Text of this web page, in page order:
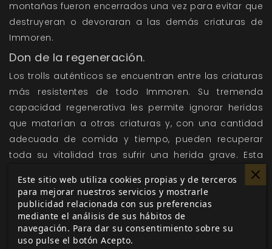
montañas fueron encerrados una vez para evitar que
destruyeran o devoraran a las demás criaturas de
Immoren.
Don de la regeneración.
Los trolls auténticos se encuentran entre las criaturas
más resistentes de todo Immoren. Su tremenda
capacidad regenerativa les permite ignorar heridas
que matarían a otras criaturas y, con una cantidad
adecuada de comida y tiempo, pueden recuperar
toda su vitalidad tras sufrir una herida grave. Esta
regeneración también prolonga de manera
considerable su esperanza de vida. Algunos trolls
terribles tienen varios cientos de años y muestran
pocos signos de decadencia de su fuerza o
ferocidad.
Este sitio web utiliza cookies propias y de terceros
para mejorar nuestros servicios y mostrarle
publicidad relacionada con sus preferencias
mediante el análisis de sus hábitos de
navegación. Para dar su consentimiento sobre su
uso pulse el botón Acepto.